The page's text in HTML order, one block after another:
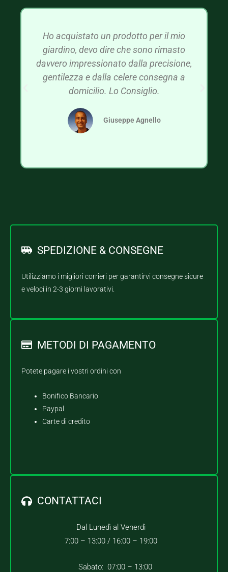
Ho acquistato un prodotto per il mio
giardino, devo dire che sono rimasto
davvero impressionato dalla precisione,
gentilezza e dalla celere consegna a
domicilio. Lo Consiglio.
Giuseppe Agnello
SPEDIZIONE & CONSEGNE
Utilizziamo i migliori corrieri per garantirvi consegne sicure
e veloci in 2-3 giorni lavorativi.
METODI DI PAGAMENTO
Potete pagare i vostri ordini con
Bonifico Bancario
Paypal
Carte di credito
CONTATTACI
Dal Lunedì al Venerdì
7:00 – 13:00 / 16:00 – 19:00
Sabato: 07:00 – 13:00